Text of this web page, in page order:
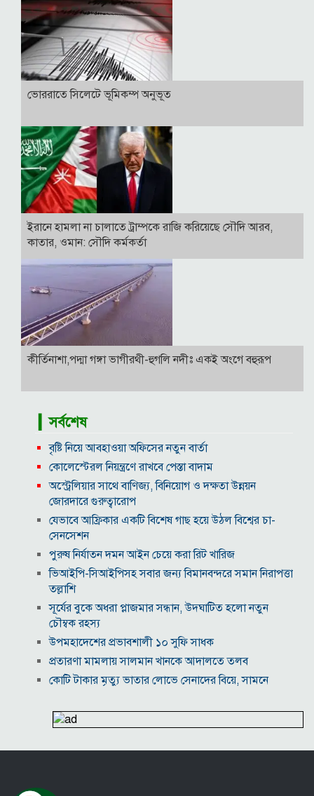
ভোররাতে সিলেটে ভূমিকম্প অনুভূত
ইরানে হামলা না চালাতে ট্রাম্পকে রাজি করিয়েছে সৌদি আরব,
কাতার, ওমান: সৌদি কর্মকর্তা
কীর্তিনাশা,পদ্মা গঙ্গা ভাগীরথী-হুগলি নদীঃ একই অংগে বহুরূপ
▎সর্বশেষ
বৃষ্টি নিয়ে আবহাওয়া অফিসের নতুন বার্তা
কোলেস্টেরল নিয়ন্ত্রণে রাখবে পেস্তা বাদাম
অস্ট্রেলিয়ার সাথে বাণিজ্য, বিনিয়োগ ও দক্ষতা উন্নয়ন
জোরদারে গুরুত্বারোপ
যেভাবে আফ্রিকার একটি বিশেষ গাছ হয়ে উঠল বিশ্বের চা-
সেনসেশন
পুরুষ নির্যাতন দমন আইন চেয়ে করা রিট খারিজ
ভিআইপি-সিআইপিসহ সবার জন্য বিমানবন্দরে সমান নিরাপত্তা
তল্লাশি
সূর্যের বুকে অধরা প্লাজমার সন্ধান, উদ্ঘাটিত হলো নতুন
চৌম্বক রহস্য
উপমহাদেশের প্রভাবশালী ১০ সুফি সাধক
প্রতারণা মামলায় সালমান খানকে আদালতে তলব
কোটি টাকার মৃত্যু ভাতার লোভে সেনাদের বিয়ে, সামনে
হিরোশিমা-নাগাসাকি হামলার ৮১ বছর: বর্তমান বিশ্বে
পারমাণবিক পরিস্থিতি কি?
বাংলাদেশি টাকায় আজকের মুদ্রা বিনিময় হার